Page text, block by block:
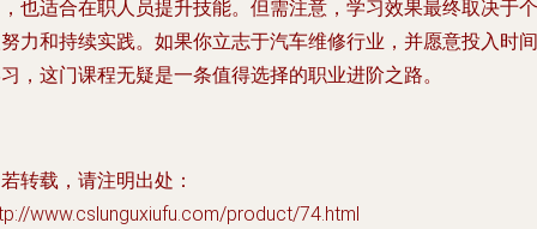
也适合在职人员提升技能。但需注意，学习效果最终取决于个
力和持续实践。如果你立志于汽车维修行业，并愿意投入时间
，这门课程无疑是一条值得选择的职业进阶之路。
转载，请注明出处：
www.cslunguxiufu.com/product/74.html